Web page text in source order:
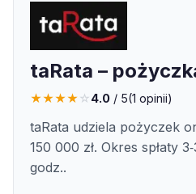
taRata –
★★★★☆4.0 / 5(1 opinii)
taRata udziela pożyczek
150 000 zł. Okres spłaty
godz..